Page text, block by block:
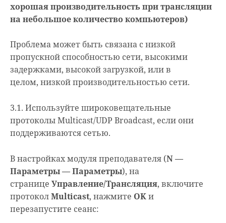
хорошая производительность при трансляции
на небольшое количество компьютеров)
Проблема может быть связана с низкой
пропускной способностью сети, высокими
задержками, высокой загрузкой, или в
целом, низкой производительностью сети.
3.1. Используйте широковещательные
протоколы Multicast/UDP Broadcast, если они
поддерживаются сетью.
В настройках модуля преподавателя (N —
Параметры — Параметры), на
странице Управление/Трансляция, включите
протоколMulticast, нажмите OKи
перезапустите сеанс: